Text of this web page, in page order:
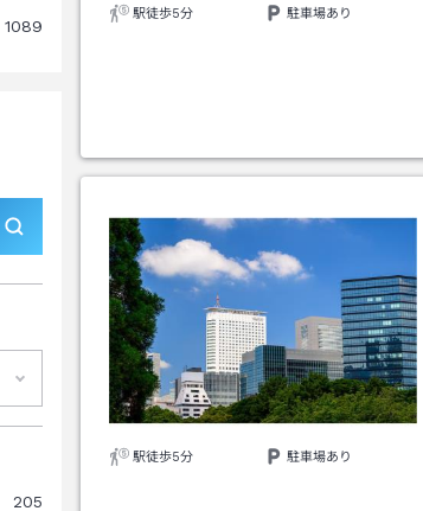
1089
205
駅徒歩5分 駐車場あり
駅徒歩5分 駐車場あり